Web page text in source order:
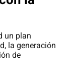
un plan
la generación
de